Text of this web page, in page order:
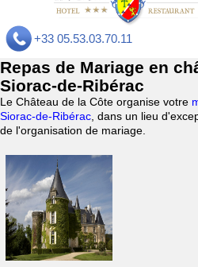
+33 05.53.03.70.11
Repas de Mariage en
Siorac-de-Ribérac
Le Château de la Côte organise votre
Siorac-de-Ribérac , dans un lieu
de l'organisation de mariage.